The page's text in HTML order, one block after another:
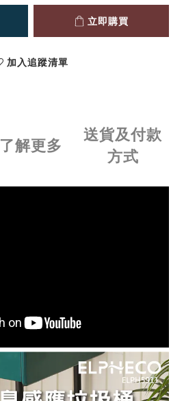
立即購買
加入追蹤清單
了解更多
送貨及付款
方式